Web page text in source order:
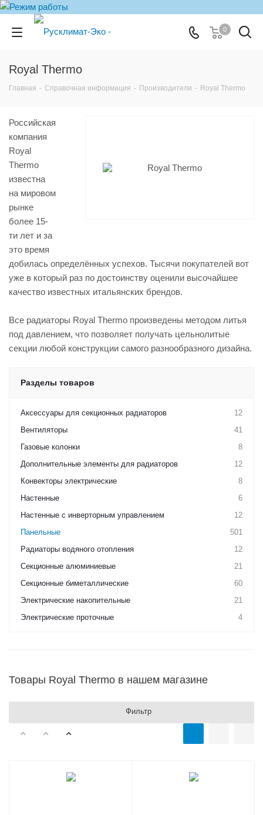
0
Royal Thermo
Главная - Справочная информация - Производители - Royal Thermo
Российская
компания
Royal
Thermo
известна
на мировом
рынке
более 15-
ти лет и за
это время
добилась определённых успехов. Тысячи покупателей вот
уже в который раз по достоинству оценили высочайшее
качество известных итальянских брендов.
Все радиаторы Royal Thermo произведены методом литья
под давлением, что позволяет получать цельнолитые
секции любой конструкции самого разнообразного дизайна.
Разделы товаров
Аксессуары для секционных радиаторов
12
Вентиляторы
41
Газовые колонки
8
Дополнительные элементы для радиаторов
12
Конвекторы электрические
8
Настенные
6
Настенные с инверторным управлением
12
Панельные
501
Радиаторы водяного отопления
12
Секционные алюминиевые
21
Секционные биметаллические
60
Электрические накопительные
21
Электрические проточные
4
Товары Royal Thermo в нашем магазине
Фильтр